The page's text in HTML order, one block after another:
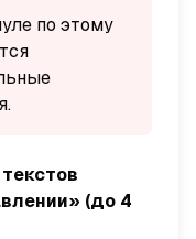
по этому
(до 4